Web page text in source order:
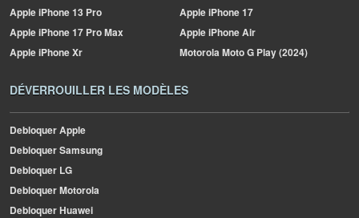
AppleiPhone 13 Pro AppleiPhone 17
AppleiPhone 17 Pro Max AppleiPhone Air
AppleiPhone Xr MotorolaMoto G Play (2024)
DÉVERROUILLER LES MODÈLES
Debloquer Apple
Debloquer Samsung
Debloquer LG
Debloquer Motorola
Debloquer Huawei